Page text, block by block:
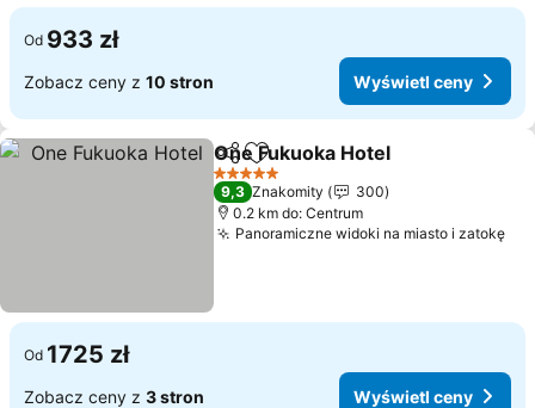
Od 933 zł
Zobacz ceny z 10 stron Wyświetl ceny
Udostępnij
Dodaj do ulubionych
One Fukuoka Hotel
5 Kategoria
9,3 Znakomity
300
0.2 km do: Centrum
Panoramiczne widoki na miasto i zatokę
Od 1725 zł
Zobacz ceny z 3 stron Wyświetl ceny